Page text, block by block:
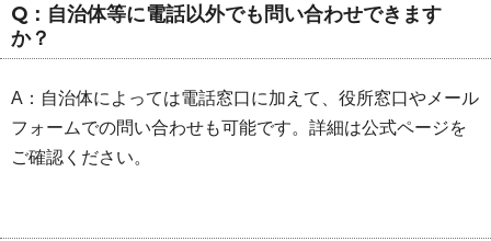
Q：自治体等に電話以外でも問い合わせできます
か？
A：自治体によっては電話窓口に加えて、役所窓口やメール
フォームでの問い合わせも可能です。詳細は公式ページを
ご確認ください。